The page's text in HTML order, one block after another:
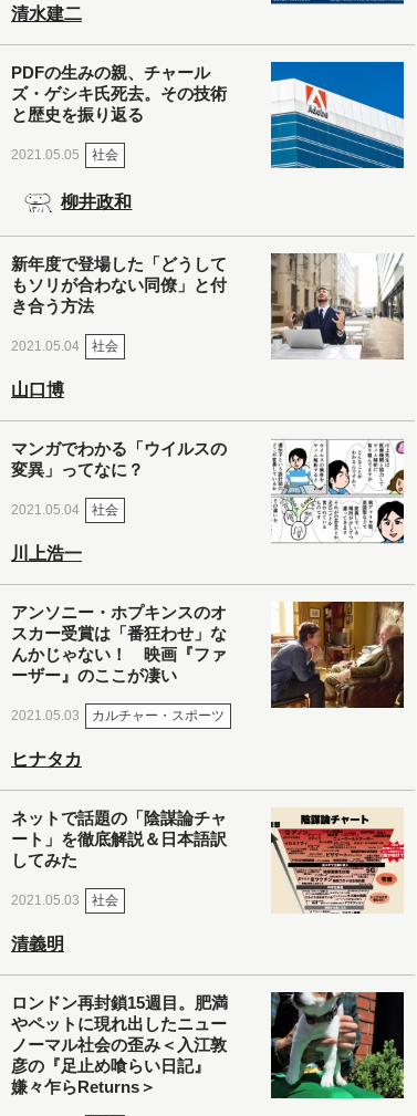
清水建二
PDFの生みの親、チャール
ズ・ゲシキ氏死去。その技術
と歴史を振り返る
2021.05.05 社会
柳井政和
新年度で登場した「どうして
もソリが合わない同僚」と付
き合う方法
2021.05.04 社会
山口博
マンガでわかる「ウイルスの
変異」ってなに？
2021.05.04 社会
川上浩一
アンソニー・ホプキンスのオ
スカー受賞は「番狂わせ」な
んかじゃない！ 映画『ファ
ーザー』のここが凄い
2021.05.03 カルチャー・スポーツ
ヒナタカ
ネットで話題の「陰謀論チャ
ート」を徹底解説＆日本語訳
してみた
2021.05.03 社会
清義明
ロンドン再封鎖15週目。肥満
やペットに現れ出したニュー
ノーマル社会の歪み＜入江敦
彦の『足止め喰らい日記』
嫌々乍らReturns＞